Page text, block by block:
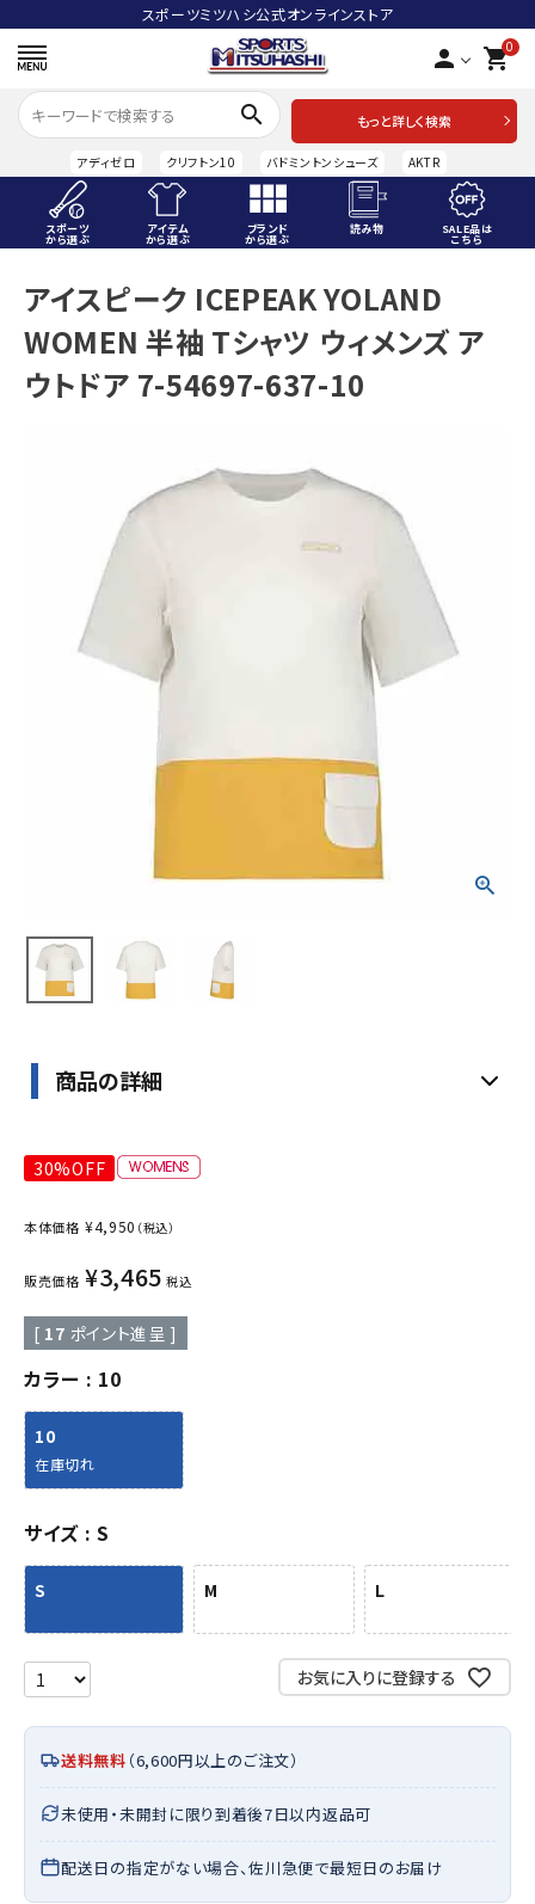
スポーツミツハシ公式オンラインストア
person 0
shopping_cart
search
もっと詳しく検索
アディゼロ クリフトン10 バドミントンシューズ AKTR
スポーツ
から選ぶ
アイテム
から選ぶ
ブランド
から選ぶ
読み物 SALE品は
こちら
ACCOUNT MENU
ようこそ ゲスト 様
meeting_room ログイン person 会員登録
アイテムから選ぶ
ブランドから選ぶ
SALE品はこちら
INFORMATIOM
アイスピーク ICEPEAK YOLAND
WOMEN 半袖 Tシャツ ウィメンズ ア
ウトドア 7-54697-637-10
商品の詳細
30%OFF
本体価格 ¥4,950 （税込）
販売価格 ¥3,465 税込
[ 17 ポイント進呈 ]
カラー 10
10
在庫切れ
サイズ S
S M L
お気に入りに登録する
送料無料 （6,600円以上のご注文）
未使用・未開封に限り到着後7日以内返品可
配送日の指定がない場合、佐川急便で最短日のお届け